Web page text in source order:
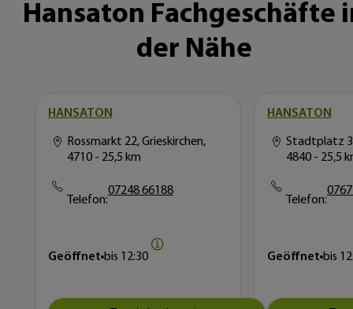
Hansaton Fachgeschäfte
der Nähe
HANSATON
Rossmarkt 22, Grieskirchen,
4710 - 25,5 km
Telefon:
07248 66188
Geöffnet bis 12:30
HANSATON
Stadtplatz
4840 - 25,5
Telefon:
Geöffnet bis